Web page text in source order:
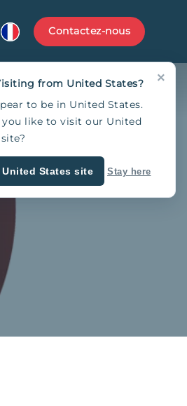
Contactez-nous
×
from United States?
to be in United States.
you like to visit our United
States site Stay here